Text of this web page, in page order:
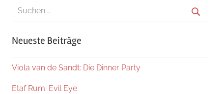
Suchen
Neueste Beiträge
Viola van de Sandt: Die Dinner Party
Etaf Rum: Evil Eye